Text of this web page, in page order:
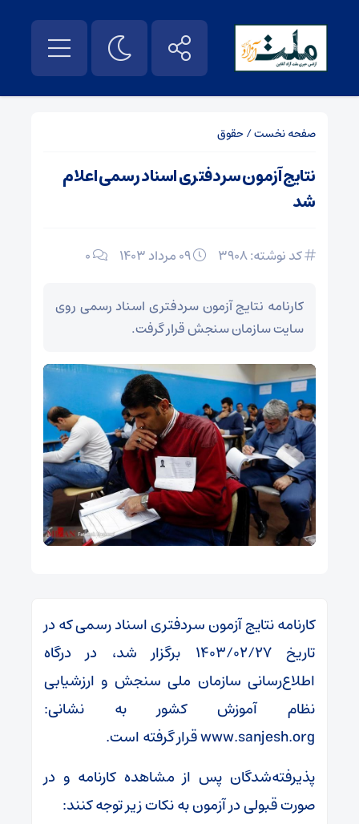
صفحه نخست/حقوق
نتایج آزمون سردفتری اسناد رسمی اعلام
شد
کد نوشته: 3908 0
کارنامه نتایج آزمون سردفتری اسناد رسمی روی
سایت سازمان سنجش قرار گرفت.
کارنامه نتایج آزمون سردفتری اسناد رسمی که در
تاریخ ۱۴۰۳/۰۲/۲۷ برگزار شد، در درگاه
اطلاع‌رسانی سازمان ملی سنجش و ارزشیابی
نظام آموزش کشور به نشانی:
www.sanjesh.org قرار گرفته است.
پذیرفته‌شدگان پس از مشاهده کارنامه و در
صورت قبولی در آزمون به نکات زیر توجه کنند: